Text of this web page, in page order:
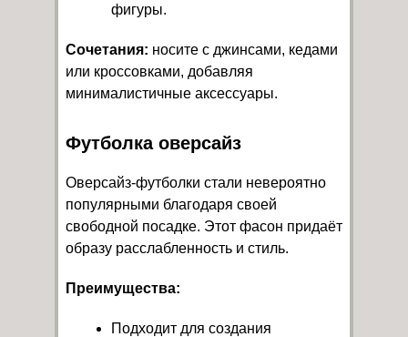
фигуры.
Сочетания: носите с джинсами, кедами
или кроссовками, добавляя
минималистичные аксессуары.
Футболка оверсайз
Оверсайз-футболки стали невероятно
популярными благодаря своей
свободной посадке. Этот фасон придаёт
образу расслабленность и стиль.
Преимущества:
Подходит для создания